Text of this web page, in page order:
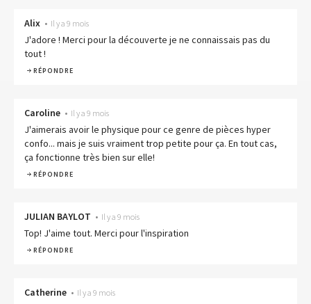
Alix • Il y a 9 mois
J'adore ! Merci pour la découverte je ne connaissais pas du
tout !
RÉPONDRE
Caroline • Il y a 9 mois
J'aimerais avoir le physique pour ce genre de pièces hyper
confo... mais je suis vraiment trop petite pour ça. En tout cas,
ça fonctionne très bien sur elle!
RÉPONDRE
JULIAN BAYLOT • Il y a 9 mois
Top! J'aime tout. Merci pour l'inspiration
RÉPONDRE
Catherine • Il y a 9 mois